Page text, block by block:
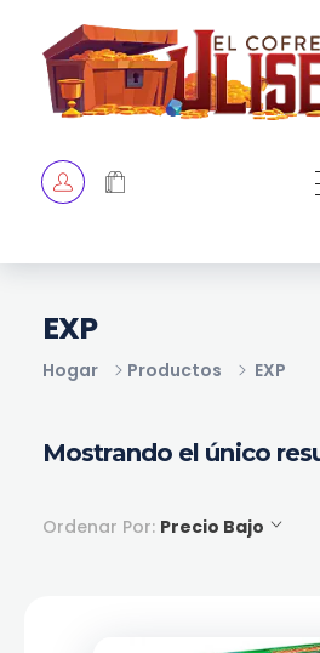
Hogar Productos EXP
EXP
Mostrando el único
Ordenar Por: Precio Bajo